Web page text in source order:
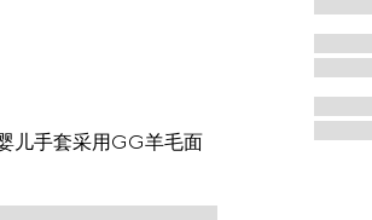
儿手套采用GG羊毛面